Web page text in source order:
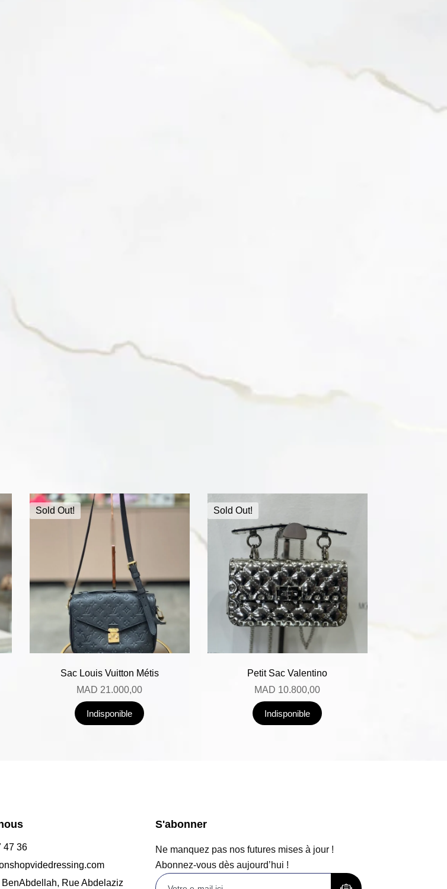
Sold Out!
Sac Louis Vuitton Métis
MAD 21.000,00
Indisponible
Sold Out!
Petit Sac Valentino
MAD 10.800,00
Indisponible
47 36
Rue Abdelaziz
S'abonner
Ne manquez pas nos futures mises à jour !
Abonnez-vous dès aujourd’hui !